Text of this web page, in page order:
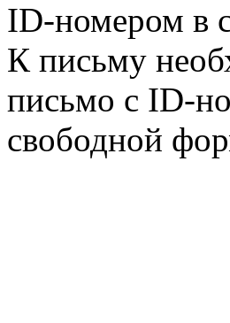
ID-номером в
К письму
письмо с ID-
свободной